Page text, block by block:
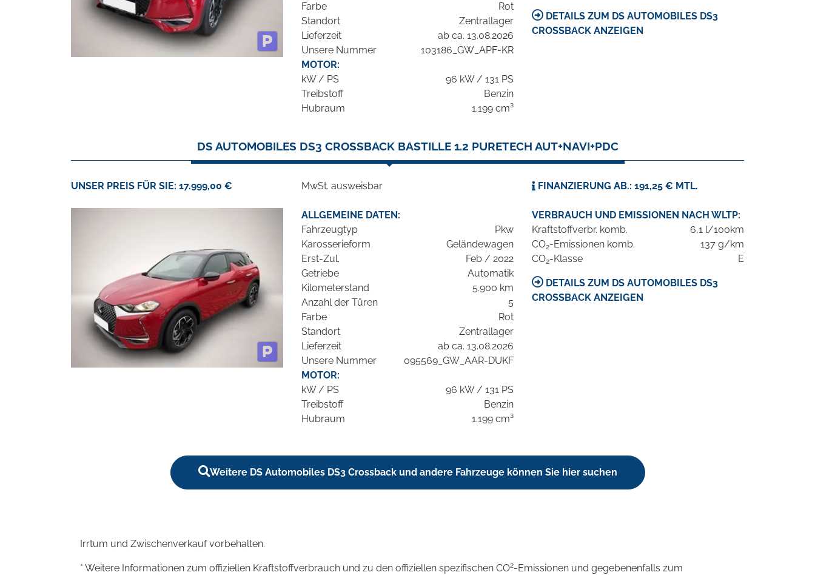
Farbe
Rot
Standort
Zentrallager
Lieferzeit
ab ca. 13.08.2026
Unsere Nummer
103186_GW_APF-KR
MOTOR:
kW / PS
96 kW / 131 PS
Treibstoff
Benzin
Hubraum
1.199 cm³
DETAILS ZUM DS AUTOMOBILES DS3
CROSSBACK ANZEIGEN
DS AUTOMOBILES DS3 CROSSBACK BASTILLE 1.2 PURETECH AUT+NAVI+PDC
UNSER PREIS FÜR SIE: 17.999,00 € MwSt. ausweisbar FINANZIERUNG AB.: 191,25 € MTL.
ALLGEMEINE DATEN:
Fahrzeugtyp
Pkw
Karosserieform
Geländewagen
Erst-Zul.
Feb / 2022
Getriebe
Automatik
Kilometerstand
5.900 km
Anzahl der Türen
5
Farbe
Rot
Standort
Zentrallager
Lieferzeit
ab ca. 13.08.2026
Unsere Nummer
095569_GW_AAR-DUKF
MOTOR:
kW / PS
96 kW / 131 PS
Treibstoff
Benzin
Hubraum
1.199 cm³
VERBRAUCH UND EMISSIONEN NACH WLTP:
Kraftstoffverbr. komb.
6,1 l/100km
CO2-Emissionen komb.
137 g/km
CO2-Klasse E
DETAILS ZUM DS AUTOMOBILES DS3
CROSSBACK ANZEIGEN
Weitere DS Automobiles DS3 Crossback und andere Fahrzeuge können Sie hier suchen
Irrtum und Zwischenverkauf vorbehalten.
* Weitere Informationen zum offiziellen Kraftstoffverbrauch und zu den offiziellen spezifischen CO2-Emissionen und gegebenenfalls zum